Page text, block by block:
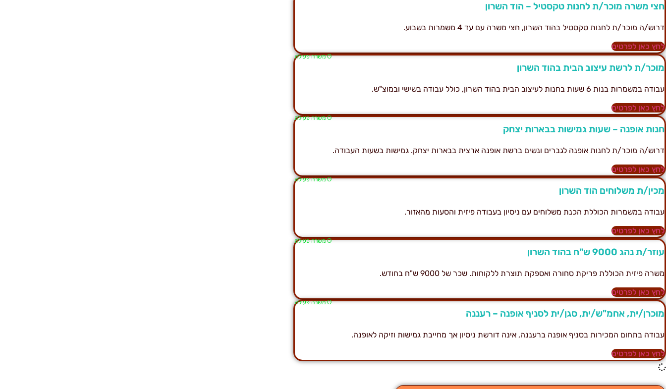
חצי משרה מוכר/ת לחנות טקסטיל – הוד השרון
דרוש/ה מוכר/ת לחנות טקסטיל בהוד השרון, חצי משרה עם עד 4 משמרות בשבוע.
לחץ כאן לפרטים
Ο משרה פעילה
מוכר/ת לרשת עיצוב הבית בהוד השרון
עבודה במשמרות בנות 6 שעות בחנות לעיצוב הבית בהוד השרון, כולל עבודה בשישי ובמוצ"ש.
לחץ כאן לפרטים
Ο משרה פעילה
חנות אופנה – שעות גמישות בבארות יצחק
דרוש/ה מוכר/ת לחנות אופנה לגברים ונשים ברשת אופנה ארצית בבארות יצחק. גמישות בשעות העבודה.
לחץ כאן לפרטים
Ο משרה פעילה
מכין/ת משלוחים הוד השרון
עבודה במשמרות הכוללת הכנת משלוחים עם ניסיון בעבודה פיזית והסעות מהאזור.
לחץ כאן לפרטים
Ο משרה פעילה
עוזר/ת נהג 9000 ש"ח בהוד השרון
משרה פיזית הכוללת פריקת סחורה ואספקת תוצרת ללקוחות. שכר של 9000 ש"ח בחודש.
לחץ כאן לפרטים
Ο משרה פעילה
מוכרן/ית, אחמ"ש/ית, סגן/ית לסניף אופנה – רעננה
עבודה בתחום המכירות בסניף אופנה ברעננה, אינה דורשת ניסיון אך מחייבת גמישות וזיקה לאופנה.
לחץ כאן לפרטים